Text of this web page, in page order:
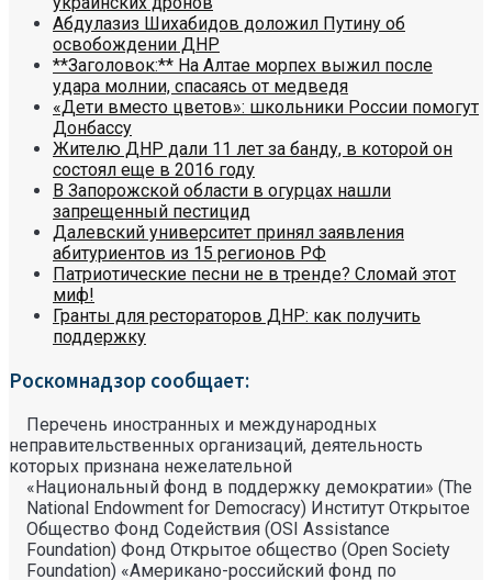
Абдулазиз Шихабидов доложил Путину об
освобождении ДНР
**Заголовок:** На Алтае морпех выжил после
удара молнии, спасаясь от медведя
«Дети вместо цветов»: школьники России помогут
Донбассу
Жителю ДНР дали 11 лет за банду, в которой он
состоял еще в 2016 году
В Запорожской области в огурцах нашли
запрещенный пестицид
Далевский университет принял заявления
абитуриентов из 15 регионов РФ
Патриотические песни не в тренде? Сломай этот
миф!
Гранты для рестораторов ДНР: как получить
поддержку
Роскомнадзор сообщает:
Перечень иностранных и международных
неправительственных организаций, деятельность
которых признана нежелательной
«Национальный фонд в поддержку демократии» (The
National Endowment for Democracy) Институт Открытое
Общество Фонд Содействия (OSI Assistance
Foundation) Фонд Открытое общество (Open Society
Foundation) «Американо-российский фонд по